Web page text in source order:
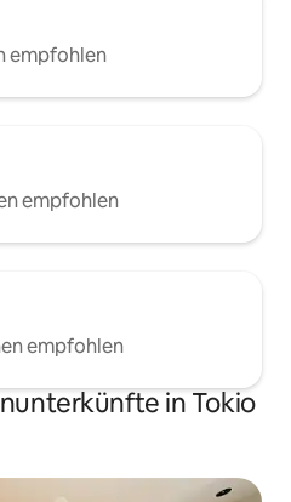
empfohlen
empfohlen
empfohlen
in Tokio